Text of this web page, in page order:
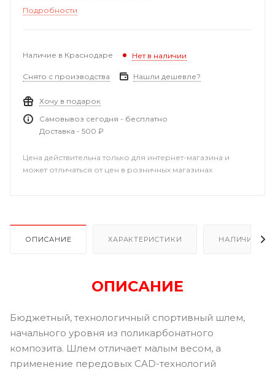
Подробности
Наличие в Краснодаре Нет в наличии
Снято с производства Нашли дешевле?
Хочу в подарок
Самовывоз сегодня - бесплатно
Доставка - 500 ₽
Цена действительна только для интернет-магазина и
может отличаться от цен в розничных магазинах
ОПИСАНИЕ ХАРАКТЕРИСТИКИ НАЛИЧИЕ В
ОПИСАНИЕ
Бюджетный, технологичный спортивный шлем,
начального уровня из поликарбонатного
композита. Шлем отличает малым весом, а
применение передовых CAD-технологий